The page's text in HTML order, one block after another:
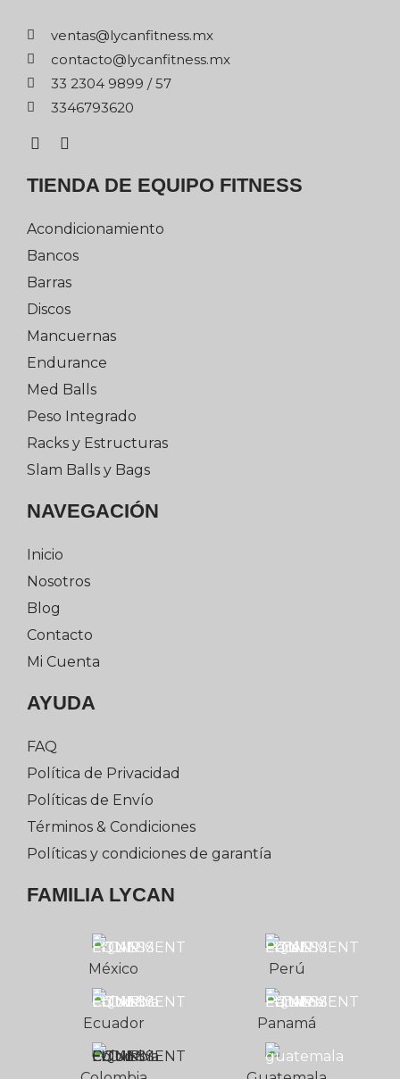
xm.ssentifnacyl@satnev
xm.ssentifnacyl@otcatnoc
75 / 9989 4032 33
0263976433
TIENDA DE EQUIPO FITNESS
Acondicionamiento
Bancos
Barras
Discos
Mancuernas
Endurance
Med Balls
Peso Integrado
Racks y Estructuras
Slam Balls y Bags
NAVEGACIÓN
Inicio
Nosotros
Blog
Contacto
Mi Cuenta
AYUDA
FAQ
Política de Privacidad
Políticas de Envío
Términos & Condiciones
Políticas y condiciones de garantía
FAMILIA LYCAN
México
Ecuador
Perú
Panamá